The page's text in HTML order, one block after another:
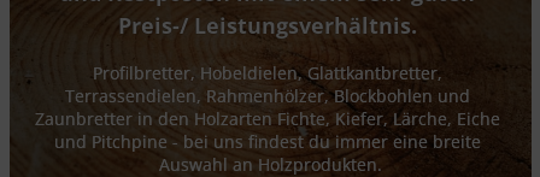
Preis-/ Leistungsverhältnis.
Profilbretter, Hobeldielen, Glattkantbretter,
Terrassendielen, Rahmenhölzer, Blockbohlen und
Zaunbretter in den Holzarten Fichte, Kiefer, Lärche, Eiche
und Pitchpine - bei uns findest du immer eine breite
Auswahl an Holzprodukten.